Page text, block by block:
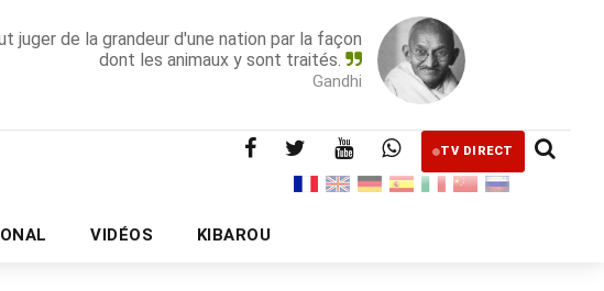
juger de la grandeur d'une nation par la façon
dont les animaux y sont traités.
Gandhi
TV DIRECT
VIDÉOS KIBAROU